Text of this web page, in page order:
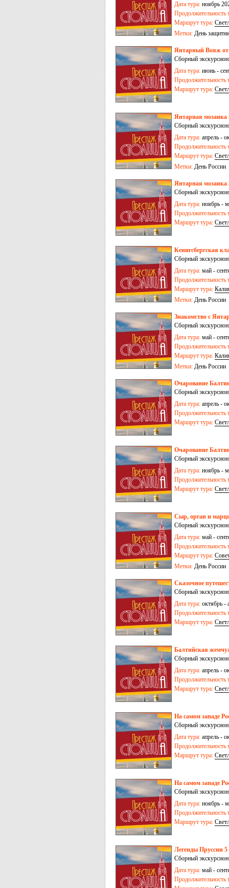
Дата тура: ноябрь
Продолжительность
Маршрут тура:
пос.
Метки: День
Янтарный Вояж от
Сборный
Дата тура: июнь -
Продолжительность
Маршрут тура:
Янтарная мозаика
Сборный
Дата тура: апрель -
Продолжительность
Маршрут тура:
Метки: День России
Янтарная мозаика
Сборный
Дата тура: ноябрь -
Продолжительность
Маршрут тура:
Кенигсбергская
Сборный
Дата тура: май -
Продолжительность
Маршрут тура:
Метки: День России
Знакомство с
Сборный
Дата тура: май -
Продолжительность
Маршрут тура:
Метки: День России
Очарование
Сборный
Дата тура: апрель -
Продолжительность
Маршрут тура:
Очарование
Сборный
Дата тура: ноябрь -
Продолжительность
Маршрут тура:
Сыр, орган и
Сборный
Дата тура: май -
Продолжительность
Маршрут тура:
Метки: День России
Сказочное
Сборный
Дата тура: октябрь -
Продолжительность
Маршрут тура:
Балтийская
Сборный
Дата тура: апрель -
Продолжительность
Маршрут тура:
На самом западе
Сборный
Дата тура: апрель -
Продолжительность
Маршрут тура:
На самом западе
Сборный
Дата тура: ноябрь -
Продолжительность
Маршрут тура:
Легенды Пруссии 5
Сборный
Дата тура: май -
Продолжительность